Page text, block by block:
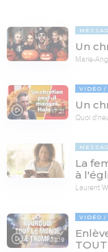
Un
Marie-
17:21
VIDÉO
Un
Quoi
La
à
Laurent
78:19
VIDÉO